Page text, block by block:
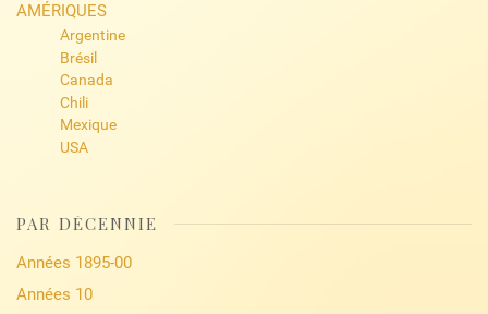
AMÉRIQUES
Argentine
Brésil
Canada
Chili
Mexique
USA
PAR DÉCENNIE
Années 1895-00
Années 10